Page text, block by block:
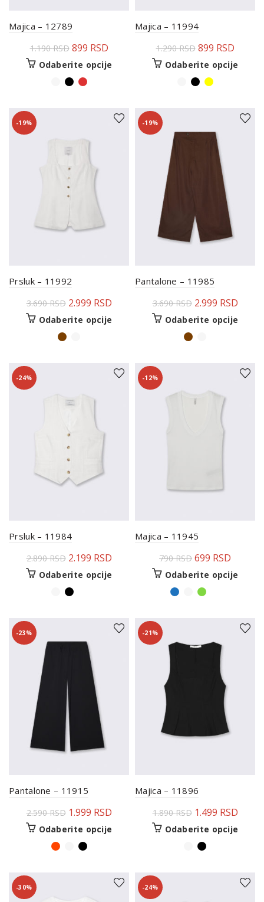
Majica – 12789
1.190RSD 899 RSD
Odaberite opcije
Majica – 11994
1.290RSD 899 RSD
Odaberite opcije
-19%
Prsluk – 11992
3.690RSD 2.999 RSD
Odaberite opcije
-19%
Pantalone – 11985
3.690RSD 2.999 RSD
Odaberite opcije
-24%
Prsluk – 11984
2.890RSD 2.199 RSD
Odaberite opcije
-12%
Majica – 11945
790RSD 699 RSD
Odaberite opcije
-23%
Pantalone – 11915
2.590RSD 1.999 RSD
Odaberite opcije
-21%
Majica – 11896
1.890RSD 1.499 RSD
Odaberite opcije
-30% -24%